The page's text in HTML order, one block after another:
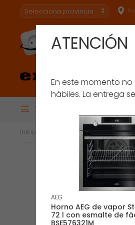
Especialistas en
conectar.
Todas las Categorías
Inicio Gran Electrodoméstico
ATENCIÓN
En este momento
hábiles. La entrega
AEG
Horno AEG de vapor
72 l con esmalte de
BSE576321M